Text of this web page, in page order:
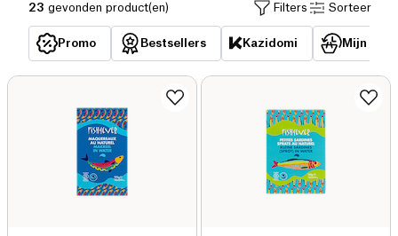
23 gevonden product(en) Filters Sorteer
Promo Bestsellers Kazidomi Mijn